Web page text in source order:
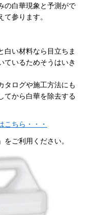
の白華現象と予測がで
参ります。
白い材料なら目立ちま
ているためそうはいき
タログや施工方法にも
てから白華を除去する
ちら・・・
ご利用ください。